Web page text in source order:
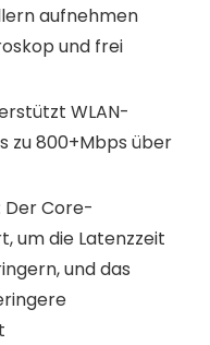
aufnehmen
und frei
WLAN-
zu 800+Mbps über
Der Core-
um die Latenzzeit
und das